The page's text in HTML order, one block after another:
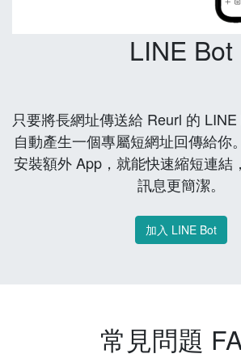
LINE Bot
只要將長網址傳送給 Reurl 的
自動產生一個專屬短網址回傳給你
安裝額外 App，就能快速縮短連結
訊息更簡潔。
加入 LINE Bot
常見問題